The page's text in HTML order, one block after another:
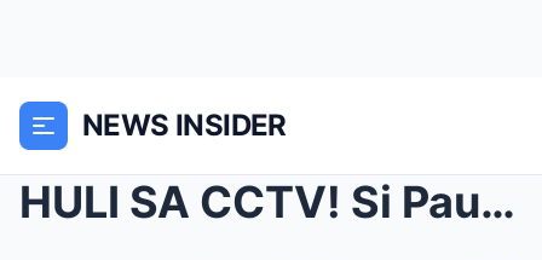
NEWS INSIDER
HULI SA CCTV! Si Paulo ang Kasama ni Kimmy Bilang ...